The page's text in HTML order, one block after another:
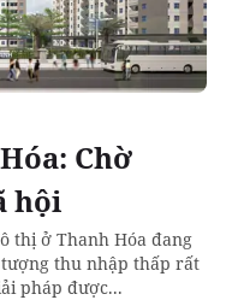
Chờ
hội
thị ở Thanh Hóa đang
thu nhập thấp rất
pháp được...